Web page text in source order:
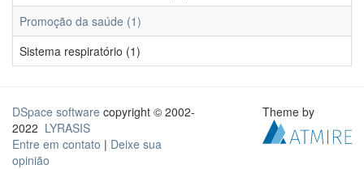
Promoção da saúde (1)
Sistema respiratório (1)
DSpace software copyright © 2002-
2022 LYRASIS
Entre em contato | Deixe sua
opinião
Theme by